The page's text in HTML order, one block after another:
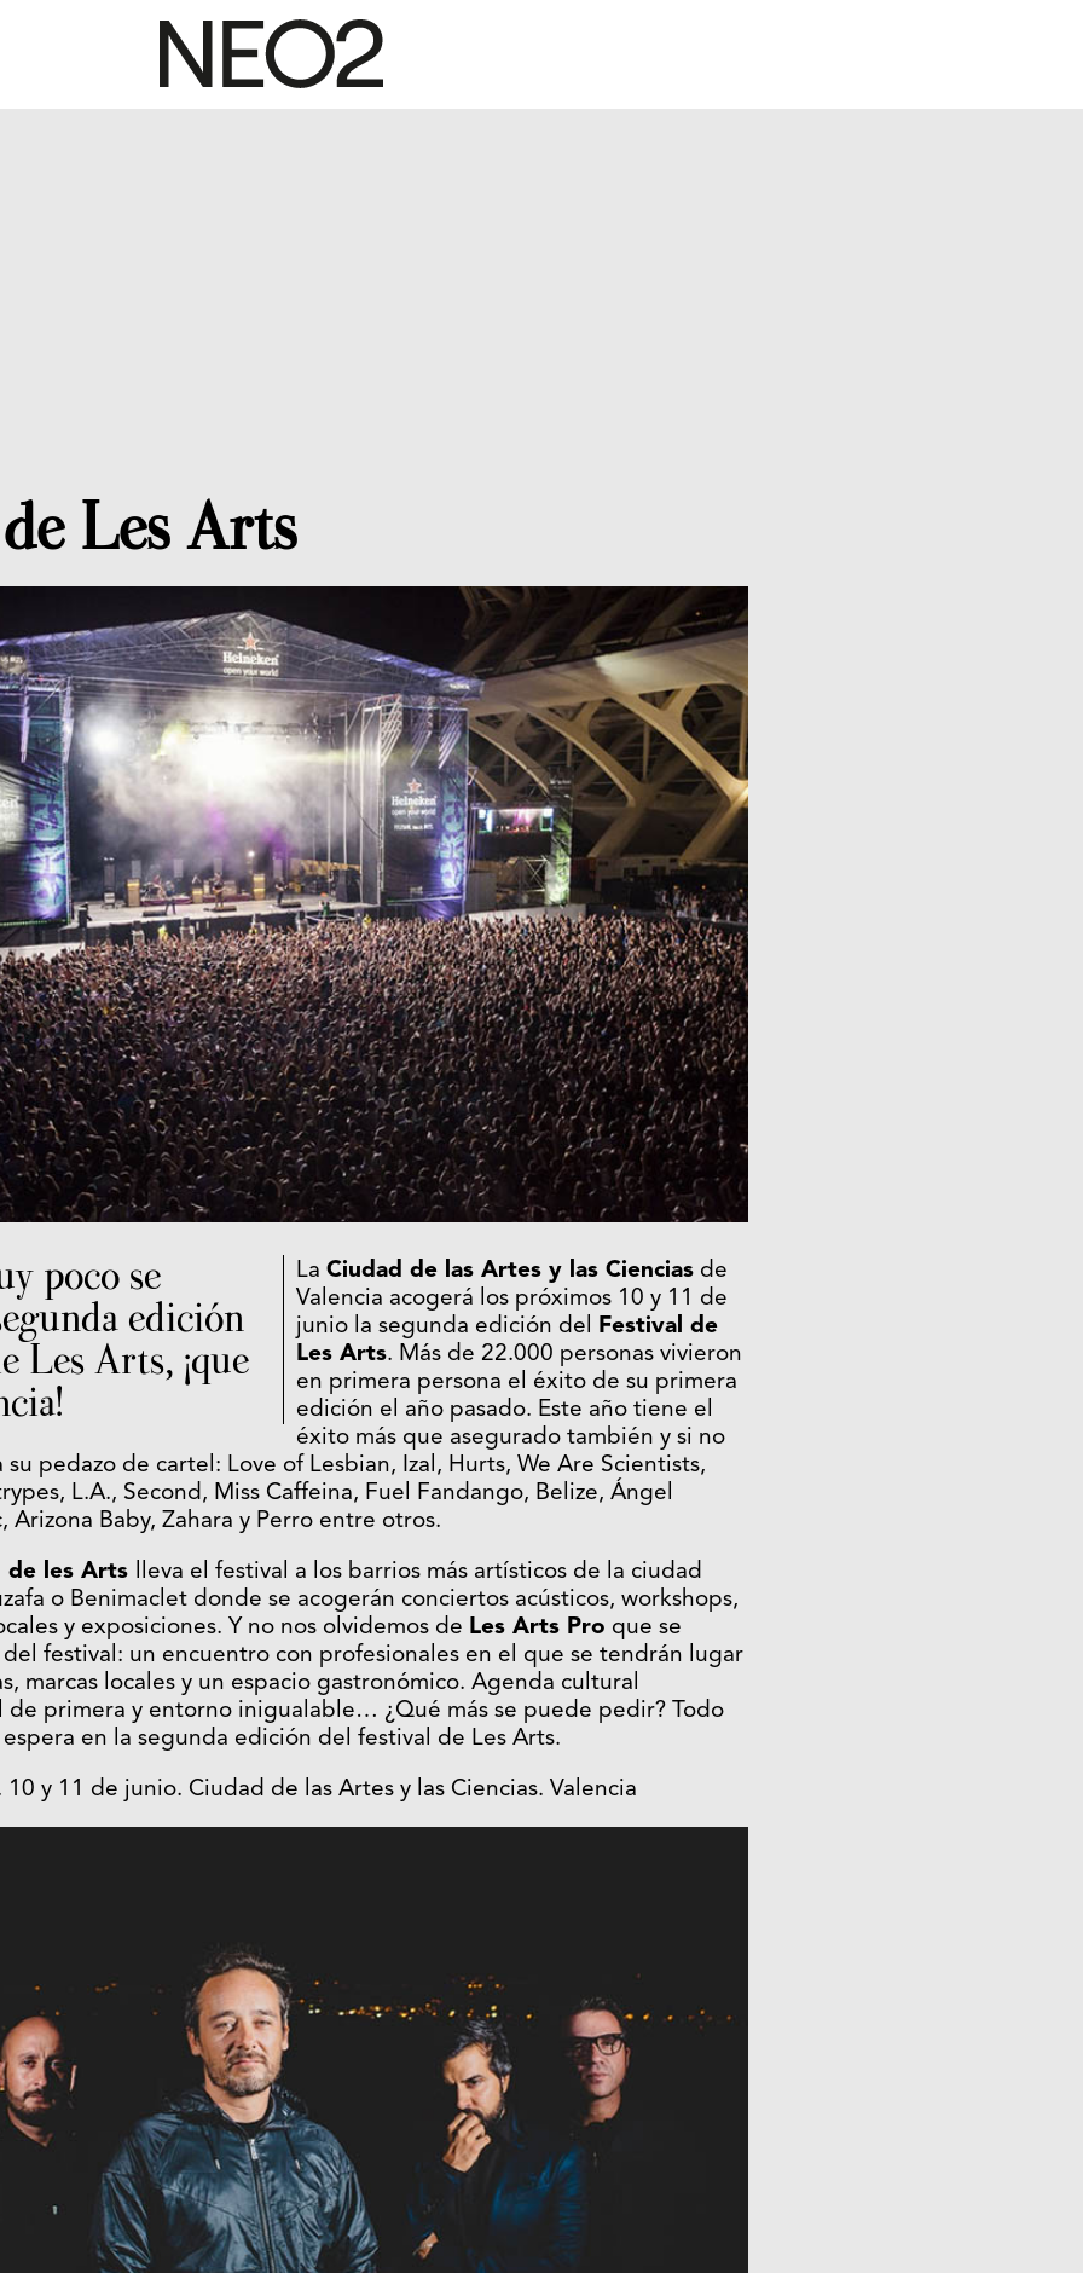
Les Arts
poco se
edición
Les Arts, ¡que
La Ciudad de las Artes y las Ciencias de
Valencia acogerá los próximos 10 y 11 de
junio la segunda edición del
Festival de
Les Arts. Más de 22.000 personas vivieron
en primera persona el éxito de su primera
edición el año pasado. Este año tiene el
éxito más que asegurado también y si no
su pedazo de cartel: Love of Lesbian, Izal, Hurts, We Are Scientists,
L.A., Second, Miss Caffeina, Fuel Fandango, Belize, Ángel
Arizona Baby, Zahara y Perro entre otros.
de les Arts
lleva el festival a los barrios más artísticos de la ciudad
o Benimaclet donde se acogerán conciertos acústicos, workshops,
y exposiciones. Y no nos olvidemos de Les Arts Pro que se
festival: un encuentro con profesionales en el que se tendrán lugar
marcas locales y un espacio gastronómico. Agenda cultural
de primera y entorno inigualable… ¿Qué más se puede pedir? Todo
en la segunda edición del festival de Les Arts.
y 11 de junio. Ciudad de las Artes y las Ciencias. Valencia